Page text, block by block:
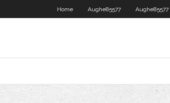
Home Aughe85577 Aughe85577